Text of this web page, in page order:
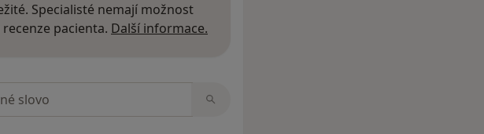
Specialisté nemají možnost
pacienta. Další informace.